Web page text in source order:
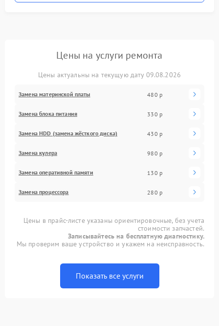
Цены на услуги ремонта
Цены актуальны на текущую дату 09.08.2026
Замена материнской платы 480 р
Замена блока питания 330 р
Замена HDD (замена жёсткого диска) 430 р
Замена кулера 980 р
Замена оперативной памяти 130 р
Замена процессора 280 р
Цены в прайс-листе указаны ориентировочные, без учета
стоимости запчастей.
Записывайтесь на бесплатную диагностику.
Мы проверим ваше устройство и укажем на неисправность.
Показать все услуги